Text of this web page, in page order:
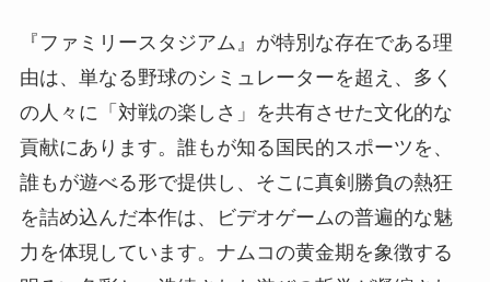
『ファミリースタジアム』が特別な存在である理
由は、単なる野球のシミュレーターを超え、多く
の人々に「対戦の楽しさ」を共有させた文化的な
貢献にあります。誰もが知る国民的スポーツを、
誰もが遊べる形で提供し、そこに真剣勝負の熱狂
を詰め込んだ本作は、ビデオゲームの普遍的な魅
力を体現しています。ナムコの黄金期を象徴する